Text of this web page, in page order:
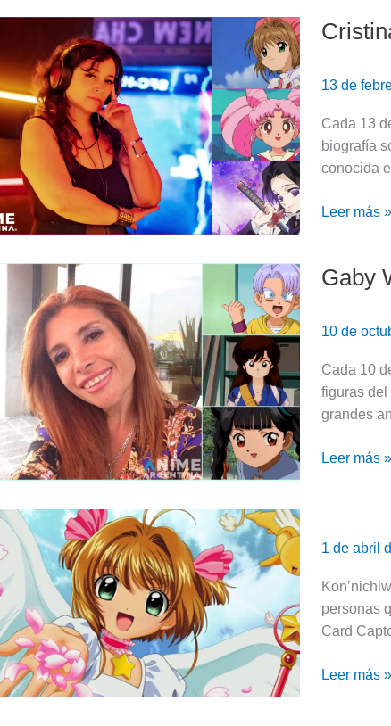
13 de
Cada 13
biografía
conocida
Cristina
de
la
voz
Kinomoto
Leer más »
Gaby
10 de
Cada 10
figuras del
grandes
Gaby
de
la
voz
Trunks
Leer más »
1 de abril
personas
Card
de
de
Sakura
|Leer más »